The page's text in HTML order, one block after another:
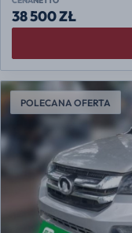
38 500 ZŁ
POLECANA OFERTA